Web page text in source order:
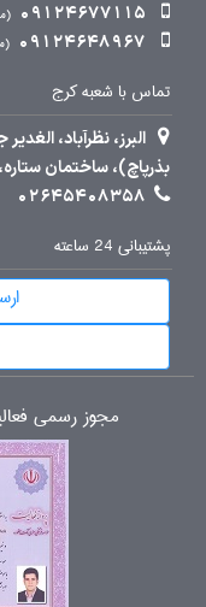
09124677115
09124648967
تماس با شعبه کرج
بذرپاچ)، ساختمان ستاره، طبقه
02645408358
پشتیبانی 24 ساعته
مجوز رسمی